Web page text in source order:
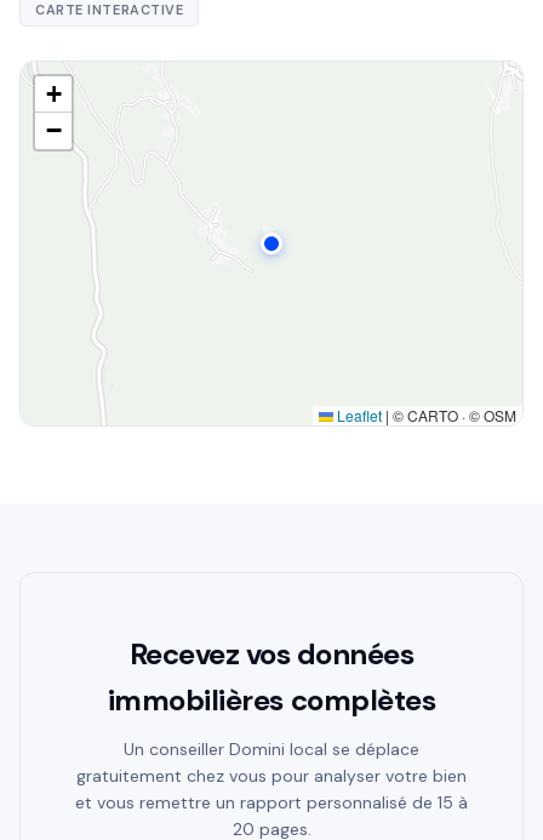
CARTE INTERACTIVE
+
−
Leaflet | © CARTO · © OSM
Recevez vos données
immobilières complètes
Un conseiller Domini local se déplace
gratuitement chez vous pour analyser votre bien
et vous remettre un rapport personnalisé de 15 à
20 pages.